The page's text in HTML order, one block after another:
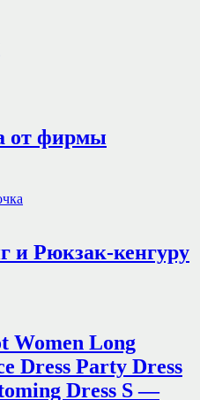
от фирмы
и Рюкзак-кенгуру
Women Long
Dress Party Dress
Dress S —